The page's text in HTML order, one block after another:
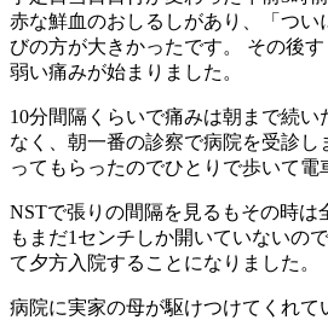
赤な鮮血のおしるしがあり、「つい
びの方が大きかったです。 その後
弱い痛みが始まりました。
10分間隔くらいで痛みは朝まで続
なく、朝一番の診察で病院を受診
ってもらったのでひとりで歩いて電
NSTで張りの間隔を見るもその時は
もまだ1センチしか開いていないの
て夕方入院することになりました。
病院に実家の母が駆けつけてくれて